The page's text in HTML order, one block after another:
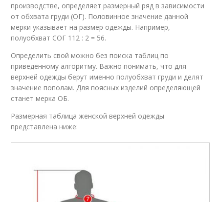
производстве, определяет размерный ряд в зависимости
от обхвата груди (ОГ). Половинное значение данной
мерки указывает на размер одежды. Например,
полуобхват СОГ 112 : 2 = 56.
Определить свой можно без поиска таблиц по
приведенному алгоритму. Важно понимать, что для
верхней одежды берут именно полуобхват груди и делят
значение пополам. Для поясных изделий определяющей
станет мерка ОБ.
Размерная таблица женской верхней одежды
представлена ниже: